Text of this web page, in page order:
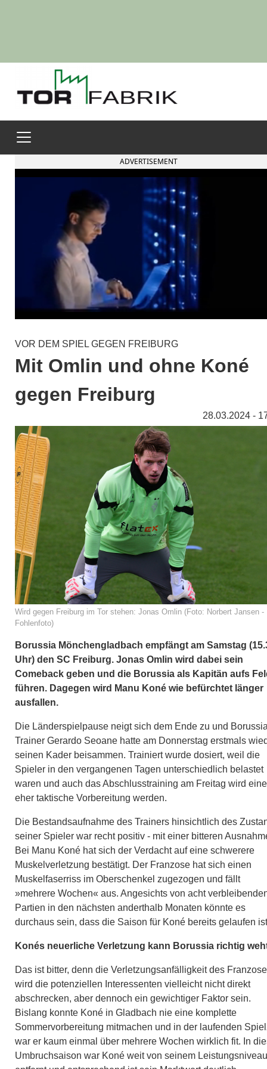
ADVERTISEMENT
VOR DEM SPIEL GEGEN FREIBURG
Mit Omlin und ohne Koné
gegen Freiburg
28.03.2024 -
Wird gegen Freiburg im Tor stehen: Jonas Omlin (Foto: Norbert Jansen -
Fohlenfoto)
Borussia Mönchengladbach empfängt am Samstag
Uhr) den SC Freiburg. Jonas Omlin wird dabei sein
Comeback geben und die Borussia als Kapitän aufs
führen. Dagegen wird Manu Koné wie befürchtet länger
ausfallen.
Die Länderspielpause neigt sich dem Ende zu und
Trainer Gerardo Seoane hatte am Donnerstag erstmals
seinen Kader beisammen. Trainiert wurde dosiert, weil die
Spieler in den vergangenen Tagen unterschiedlich belastet
waren und auch das Abschlusstraining am Freitag wird eine
eher taktische Vorbereitung werden.
Die Bestandsaufnahme des Trainers hinsichtlich des
seiner Spieler war recht positiv - mit einer bitteren
Bei Manu Koné hat sich der Verdacht auf eine schwerere
Muskelverletzung bestätigt. Der Franzose hat sich einen
Muskelfaserriss im Oberschenkel zugezogen und fällt
»mehrere Wochen« aus. Angesichts von acht
Partien in den nächsten anderthalb Monaten könnte es
durchaus sein, dass die Saison für Koné bereits gelaufen
Konés neuerliche Verletzung kann Borussia richtig
Das ist bitter, denn die Verletzungsanfälligkeit des
wird die potenziellen Interessenten vielleicht nicht direkt
abschrecken, aber dennoch ein gewichtiger Faktor sein.
Bislang konnte Koné in Gladbach nie eine komplette
Sommervorbereitung mitmachen und in der laufenden
war er kaum einmal über mehrere Wochen wirklich fit. In
Umbruchsaison war Koné weit von seinem Leistungsniveau